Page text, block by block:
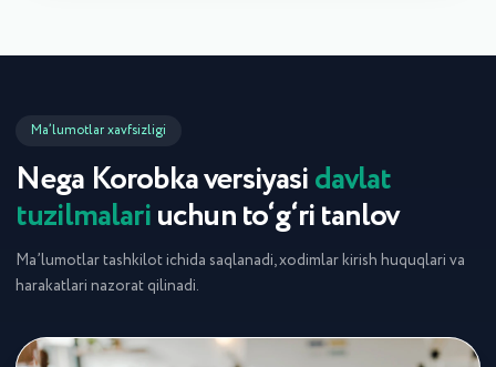
Ma’lumotlar xavfsizligi
Nega Korobka versiyasidavlat
tuzilmalariuchun to‘g‘ri tanlov
Ma’lumotlar tashkilot ichida saqlanadi, xodimlar kirish huquqlari va
harakatlari nazorat qilinadi.